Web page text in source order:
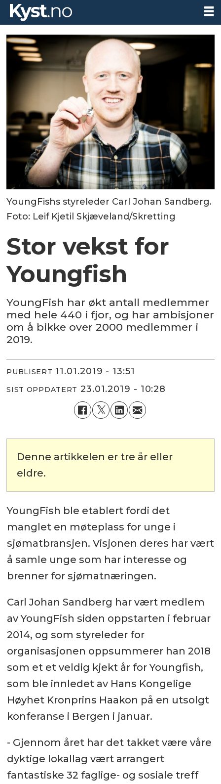
YoungFishs styreleder Carl Johan Sandberg.
Foto: Leif Kjetil Skjæveland/Skretting
Stor vekst for
Youngfish
YoungFish har økt antall medlemmer
med hele 440 i fjor, og har ambisjoner
om å bikke over 2000 medlemmer i
2019.
PUBLISERT 11.01.2019 - 13:51
SIST OPPDATERT 23.01.2019 - 10:28
Denne artikkelen er tre år eller
eldre.
YoungFish ble etablert fordi det
manglet en møteplass for unge i
sjømatbransjen. Visjonen deres har vært
å samle unge som har interesse og
brenner for sjømatnæringen.
Carl Johan Sandberg har vært medlem
av YoungFish siden oppstarten i februar
2014, og som styreleder for
organisasjonen oppsummerer han 2018
som et et veldig kjekt år for Youngfish,
som ble innledet av Hans Kongelige
Høyhet Kronprins Haakon på en utsolgt
konferanse i Bergen i januar.
- Gjennom året har det takket være våre
dyktige lokallag vært arrangert
fantastiske 32 faglige- og sosiale treff